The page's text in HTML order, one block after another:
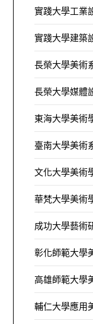
實踐大學工業
實踐大學建築
長榮大學美術
長榮大學媒體
東海大學美術
臺南大學美術
文化大學美術
華梵大學美術
成功大學藝術
彰化師範大學
高雄師範大學
輔仁大學應用